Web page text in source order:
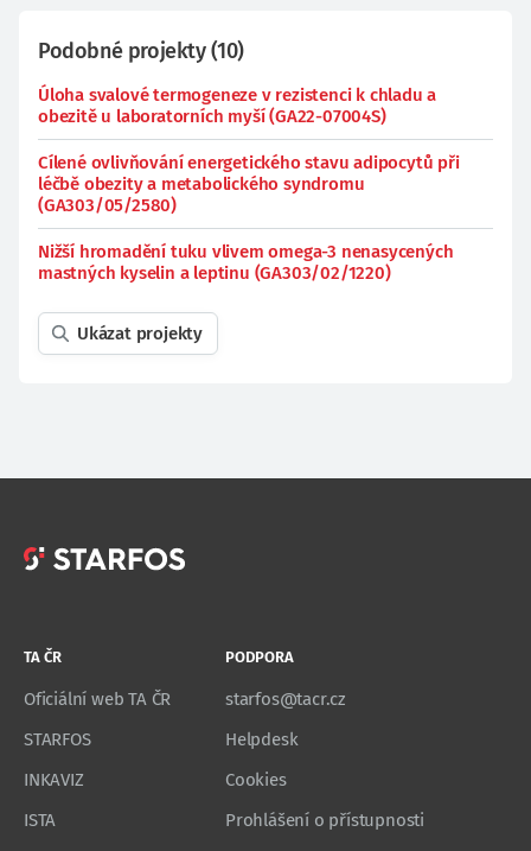
Podobné projekty(10)
Úloha svalové termogeneze v rezistenci k chladu a
obezitě u laboratorních myší (GA22-07004S)
Cílené ovlivňování energetického stavu adipocytů při
léčbě obezity a metabolického syndromu
(GA303/05/2580)
Nižší hromadění tuku vlivem omega-3 nenasycených
mastných kyselin a leptinu (GA303/02/1220)
Ukázat projekty
TA ČR
Oficiální web TA ČR
STARFOS
INKAVIZ
ISTA
PODPORA
starfos@tacr.cz
Helpdesk
Cookies
Prohlášení o přístupnosti